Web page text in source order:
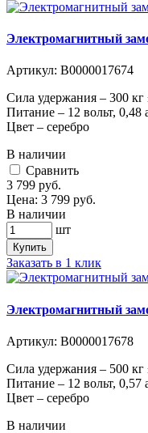
Электромагнитный
Артикул: В0000017674
Сила удержания – 300 кг
Питание – 12 вольт, 0,48
Цвет – серебро
В наличии
Cравнить
3 799 руб.
Цена: 3 799 руб.
В наличии
шт
Купить
Заказать в 1 клик
Электромагнитный
Артикул: В0000017678
Сила удержания – 500 кг
Питание – 12 вольт, 0,57
Цвет – серебро
В наличии